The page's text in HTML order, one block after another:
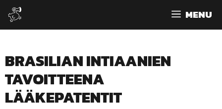
Siirry
sisältöön
MENU
BRASILIAN INTIAANIEN
TAVOITTEENA
LÄÄKEPATENTIT